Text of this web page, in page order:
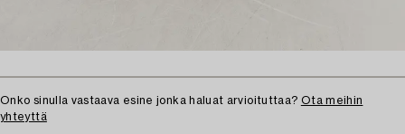
Onko sinulla vastaava esine jonka haluat arvioituttaa? Ota meihin
yhteyttä